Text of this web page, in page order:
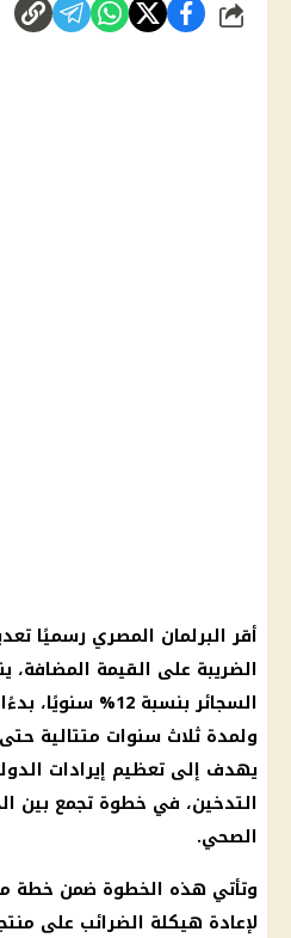
شارك
أقر البرلمان المصري رسميًا
الضريبة على القيمة
يهدف إلى تعظيم إيرادات
التدخين، في خطوة تجمع بين
الصحي.
وتأتي هذه الخطوة ضمن خطة
لإعادة هيكلة الضرائب على